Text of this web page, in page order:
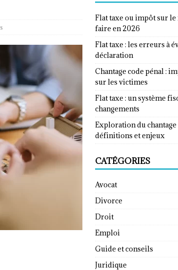
Flat taxe ou impôt sur
faire en 2026
Flat taxe : les erreurs à
déclaration
Chantage code pénal :
sur les victimes
Flat taxe : un système
changements
Exploration du chantage
définitions et enjeux
CATÉGORIES
Avocat
Divorce
Droit
Emploi
Guide et conseils
Juridique